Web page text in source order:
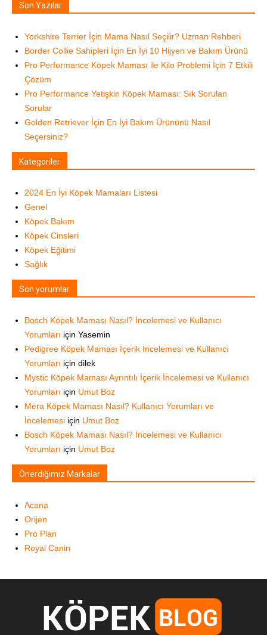
Son Yazılar
Yorkshire Terrier İçin Mama Nasıl Seçilir? Uzman Rehberi
Border Collie Sahipleri İçin En İyi 10 Hijyen ve Bakım Ürünü
Pro Performance Köpek Maması ile Kilo Problemi İçin 7 Etkili
Çözüm
Pro Performance Yetişkin Köpek Maması: Sık Sorulan
Sorular
Golden Retriever İçin En İyi Bakım Ürününü Nasıl
Seçersiniz?
Kategoriler
2024 En İyi Köpek Mamaları Listesi
Genel
Köpek Bakım
Köpek Cinsleri
Köpek Eğitimi
Sağlık
Son yorumlar
Bosch Köpek Maması Nasıl? İncelemesi ve Kullanıcı
Yorumları için Yasemin
Pedigree Köpek Maması İçerik İncelemesi ve Kullanıcı
Yorumları için dilek
Mystic Köpek Maması Ayrıntılı İçerik İncelemesi ve Kullanıcı
Yorumları için Umut Boz
Mera Köpek Maması Nasıl? Kullanıcı Yorumları ve
İncelemesi için Umut Boz
Bosch Köpek Maması Nasıl? İncelemesi ve Kullanıcı
Yorumları için Umut Boz
Önerdiğimiz Markalar
Acana
Orijen
Pro Plan
Royal Canin